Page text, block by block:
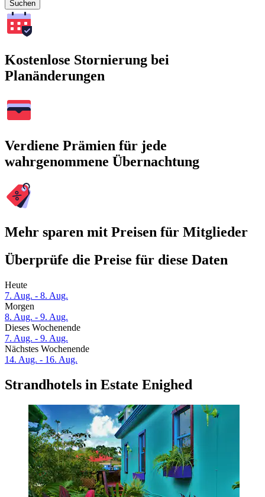
Suchen
Kostenlose Stornierung bei
Planänderungen
Verdiene Prämien für jede
wahrgenommene Übernachtung
Mehr sparen mit Preisen für Mitglieder
Überprüfe die Preise für diese Daten
Heute
7. Aug. - 8. Aug.
Morgen
8. Aug. - 9. Aug.
Dieses Wochenende
7. Aug. - 9. Aug.
Nächstes Wochenende
14. Aug. - 16. Aug.
Strandhotels in Estate Enighed